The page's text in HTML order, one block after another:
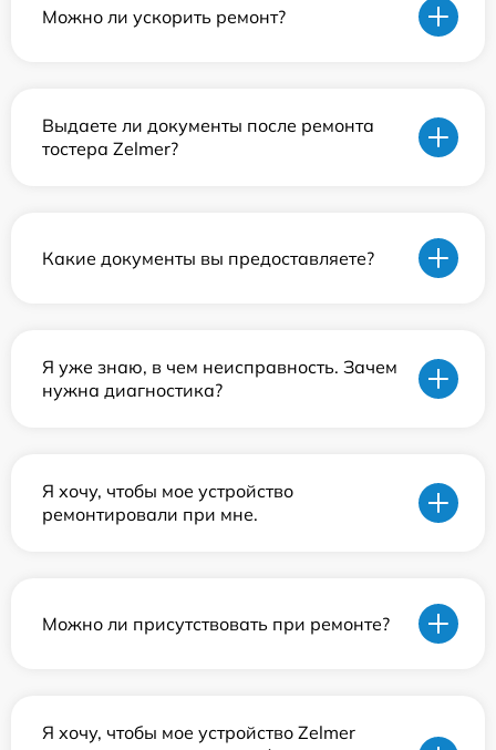
Можно ли ускорить ремонт?
Выдаете ли документы после ремонта
тостера Zelmer?
Какие документы вы предоставляете?
Я уже знаю, в чем неисправность. Зачем
нужна диагностика?
Я хочу, чтобы мое устройство
ремонтировали при мне.
Можно ли присутствовать при ремонте?
Я хочу, чтобы мое устройство Zelmer